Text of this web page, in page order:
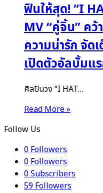
ฟินให้สุด! “I
MV “คู่จิ้น” คว้
ความน่ารัก จัด
เปิดตัวอัลบั้มแร
ศิลปินวง “I HAT…
Read More »
Follow Us
0Followers
0Followers
0Subscribers
59Followers